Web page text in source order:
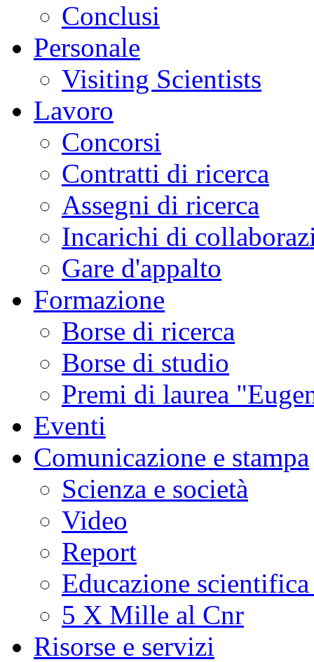
Conclusi
Personale
Visiting Scientists
Lavoro
Concorsi
Contratti di ricerca
Assegni di ricerca
Incarichi di
Gare d'appalto
Formazione
Borse di ricerca
Borse di studio
Premi di laurea
Eventi
Comunicazione e stampa
Scienza e società
Video
Report
Educazione
5 X Mille al Cnr
Risorse e servizi